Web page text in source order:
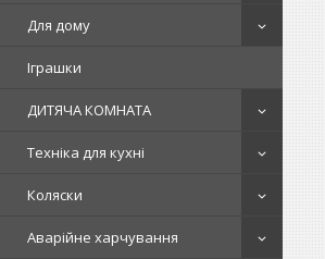
Для дому
Іграшки
ДИТЯЧА КОМНАТА
Техніка для кухні
Коляски
Аварійне харчування